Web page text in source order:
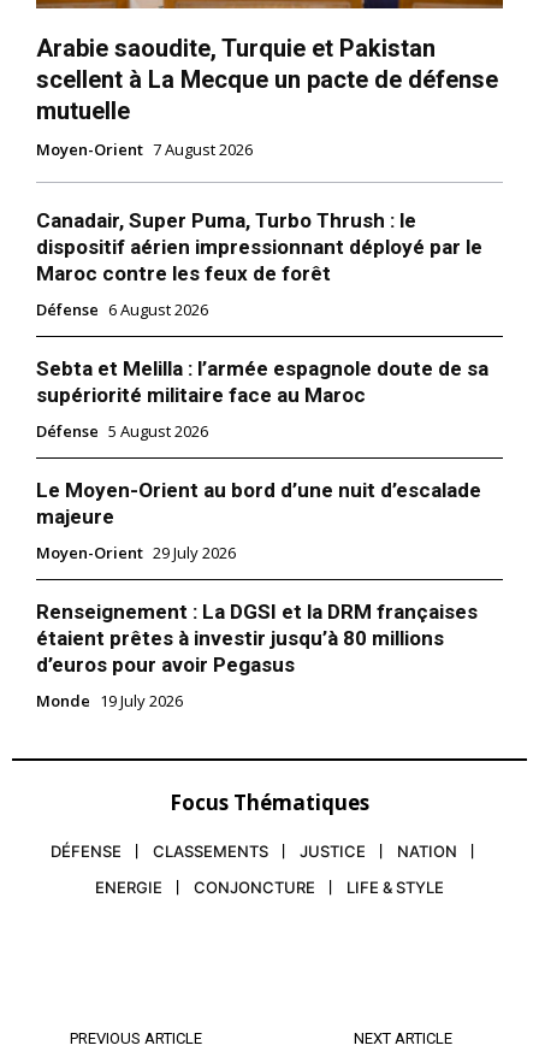
l'intelligence de
l'information
Insight Publications
Arabie saoudite, Turquie et Pakistan
scellent à La Mecque un pacte de défense
mutuelle
Moyen-Orient 7 August 2026
Canadair, Super Puma, Turbo Thrush : le
dispositif aérien impressionnant déployé par le
Maroc contre les feux de forêt
Défense 6 August 2026
Sebta et Melilla : l’armée espagnole doute de sa
supériorité militaire face au Maroc
Défense 5 August 2026
Le Moyen-Orient au bord d’une nuit d’escalade
majeure
Moyen-Orient 29 July 2026
Renseignement : La DGSI et la DRM françaises
étaient prêtes à investir jusqu’à 80 millions
d’euros pour avoir Pegasus
Monde 19 July 2026
Focus Thématiques
DÉFENSE CLASSEMENTS JUSTICE
NATION
ENERGIE
CONJONCTURE LIFE & STYLE
PREVIOUS ARTICLE NEXT ARTICLE